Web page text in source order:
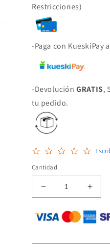
Restricciones)
-Paga con KueskiPay
-DevoluciónGRATIS,
tu pedido.
0.0
Cantidad
Reducir
cantidad
para
AG-
BASE
para
AG-